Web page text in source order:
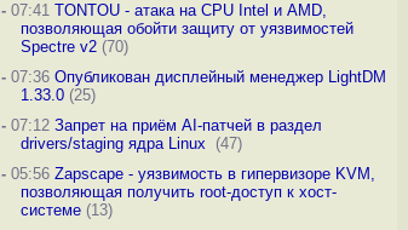
-07:41 TONTOU - атака на CPU Intel и AMD,
позволяющая обойти защиту от уязвимостей
Spectre v2(70)
-07:36 Опубликован дисплейный менеджер LightDM
1.33.0(25)
-07:12 Запрет на приём AI-патчей в раздел
drivers/staging ядра Linux
(47)
-05:56 Zapscape - уязвимость в гипервизоре KVM,
позволяющая получить root-доступ к хост-
системе(13)